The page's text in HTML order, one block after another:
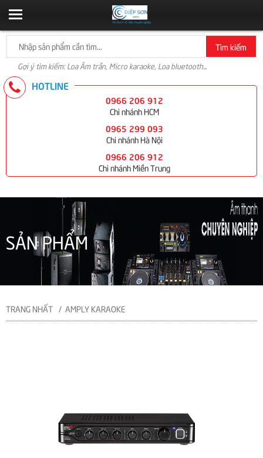
Tìm kiếm
Gợi ý tìm kiếm: Loa Âm trần, Micro karaoke, Loa bluetooth...
HOTLINE
0966 206 912
Chi nhánh HCM
0965 299 093
Chi nhánh Hà Nội
0966 206 912
Chi nhánh Miền Trung
SẢN PHẨM
TRANG NHẤT AMPLY KARAOKE